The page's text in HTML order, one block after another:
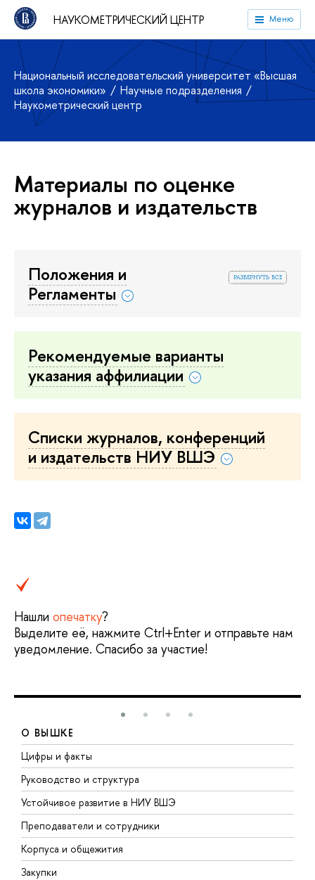
НАУКОМЕТРИЧЕСКИЙ ЦЕНТР Меню
Национальный исследовательский университет «Высшая
школа экономики»
Научные подразделения
Наукометрический центр
Материалы по оценке
журналов и издательств
развернуть все
Положения и
Регламенты
Рекомендуемые варианты
указания аффилиации
Списки журналов, конференций
и издательств НИУ ВШЭ
Нашли опечатку?
Выделите её, нажмите Ctrl+Enter и отправьте нам
уведомление. Спасибо за участие!
О ВЫШКЕ
Цифры и факты
Руководство и структура
Устойчивое развитие в НИУ ВШЭ
Преподаватели и сотрудники
Корпуса и общежития
Закупки